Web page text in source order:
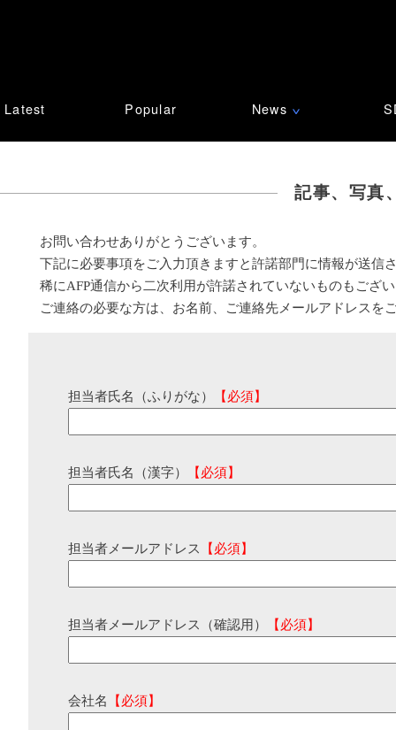
Latest Popular News ∨
記事、写真
お問い合わせありがとうございます。
下記に必要事項をご入力頂きますと許諾部門に情報が送信
稀にAFP通信から二次利用が許諾されていないものもござ
ご連絡の必要な方は、お名前、ご連絡先メールアドレスを
担当者氏名（ふりがな） 【必須】
担当者氏名（漢字） 【必須】
担当者メールアドレス 【必須】
担当者メールアドレス（確認用） 【必須】
会社名 【必須】